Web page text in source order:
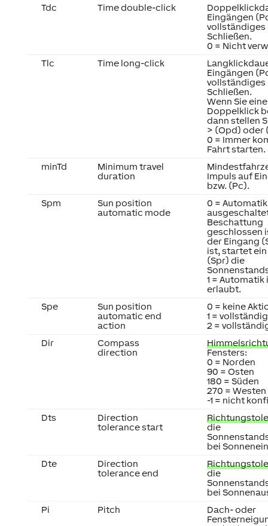
Tdc
Time double-click
Eingängen
vollständiges
Schließen.
0 = Nicht
Tlc
Time long-click
Eingängen
vollständiges
Schließen.
Wenn Sie
Doppelklick
dann stellen
> (Opd) oder
0 = Immer
Fahrt starten.
minTd
Minimum travel
duration
Impuls auf
bzw. (Pc).
Spm
Sun position
automatic mode
0 =
Beschattung
geschlossen
der Eingang
ist, startet
(Spr) die
1 = Automatik
erlaubt.
Spe
Sun position
automatic end
action
0 = keine
1 =
2 =
Dir
Compass
direction
Fensters:
0 = Norden
90 = Osten
180 = Süden
270 = Westen
-1 = nicht
Dts
Direction
tolerance start
die
bei
Dte
Direction
tolerance end
die
bei
Pi
Pitch
Dach- oder